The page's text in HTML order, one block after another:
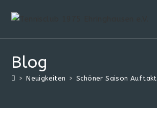
Blog
> Neuigkeiten > Schöner Saison Auftakt